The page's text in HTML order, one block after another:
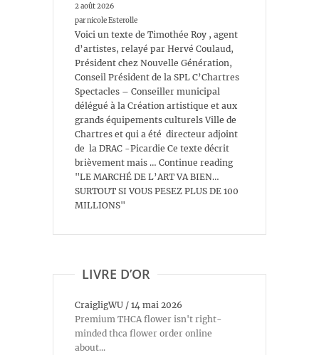
2 août 2026
par nicole Esterolle
Voici un texte de Timothée Roy , agent
d’artistes, relayé par Hervé Coulaud,
Président chez Nouvelle Génération,
Conseil Président de la SPL C’Chartres
Spectacles – Conseiller municipal
délégué à la Création artistique et aux
grands équipements culturels Ville de
Chartres et qui a été directeur adjoint
de la DRAC -Picardie Ce texte décrit
brièvement mais … Continue reading
"LE MARCHÉ DE L’ART VA BIEN…
SURTOUT SI VOUS PESEZ PLUS DE 100
MILLIONS"
LIVRE D’OR
CraigligWU / 14 mai 2026
Premium THCA flower isn't right-
minded thca flower order online
about...